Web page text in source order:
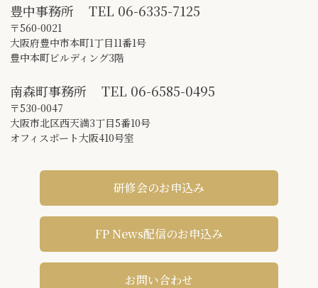
豊中事務所 TEL 06-6335-7125
〒560-0021
大阪府豊中市本町1丁目11番1号
豊中本町ビルディング3階
南森町事務所 TEL 06-6585-0495
〒530-0047
大阪市北区西天満3丁目5番10号
オフィスポート大阪410号室
研修会のお申込み
FP News配信のお申込み
お問い合わせ